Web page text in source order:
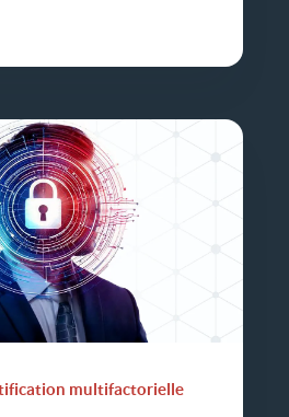
multifactorielle